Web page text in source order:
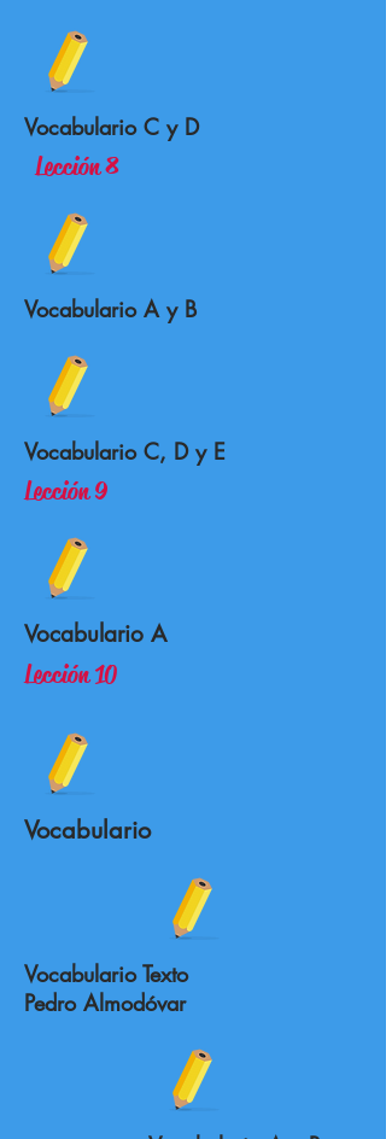
Vocabulario C y D
Lección 8
Vocabulario A y B
Vocabulario C, D y E
Lección 9
Vocabulario A
Lección 10
Vocabulario
Vocabulario Texto
Pedro Almodóvar